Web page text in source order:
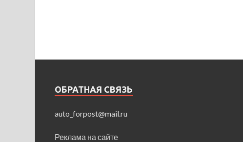
ОБРАТНАЯ СВЯЗЬ
auto_forpost@mail.ru
Реклама на сайте